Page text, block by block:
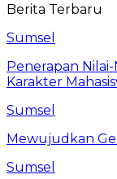
Berita Terbaru
Sumsel
Penerapan
Karakter
Sumsel
Mewujudkan
Sumsel